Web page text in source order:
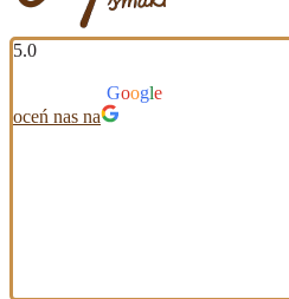
5.0
Google
oceń nas na